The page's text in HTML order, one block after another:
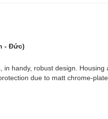
- Đức)
handy, robust design.
due to matt chrome-